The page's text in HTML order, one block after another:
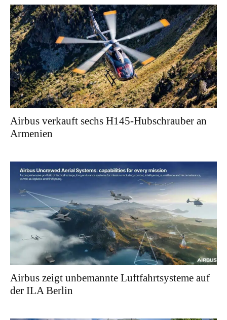
Airbus verkauft sechs H145-Hubschrauber an
Armenien
Airbus zeigt unbemannte Luftfahrtsysteme auf
der ILA Berlin